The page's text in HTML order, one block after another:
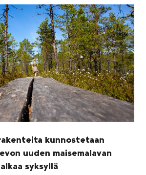
kunnostetaan
uuden maisemalavan
syksyllä